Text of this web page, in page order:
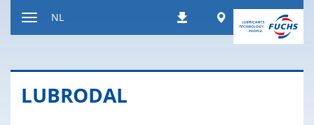
inhoud
DownloadsWorldwide
NL
LUB­RO­DAL